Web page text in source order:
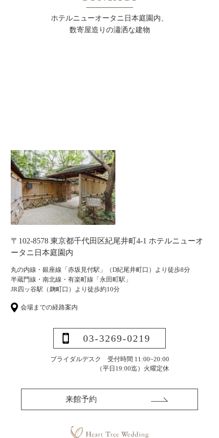
ホテルニューオータニ日本庭園内、
数寄屋造りの瀟洒な建物
〒102-8578 東京都千代田区紀尾井町4-1 ホテルニューオ
ータニ日本庭園内
丸の内線・銀座線「赤坂見付駅」（D紀尾井町口）より徒歩8分
半蔵門線・南北線・有楽町線「永田町駅」
JR四ッ谷駅（麹町口）より徒歩約10分
会場までの経路案内
03-3269-0219
ブライダルデスク 受付時間 11:00~20:00
（平日19:00迄） 火曜定休
来館予約